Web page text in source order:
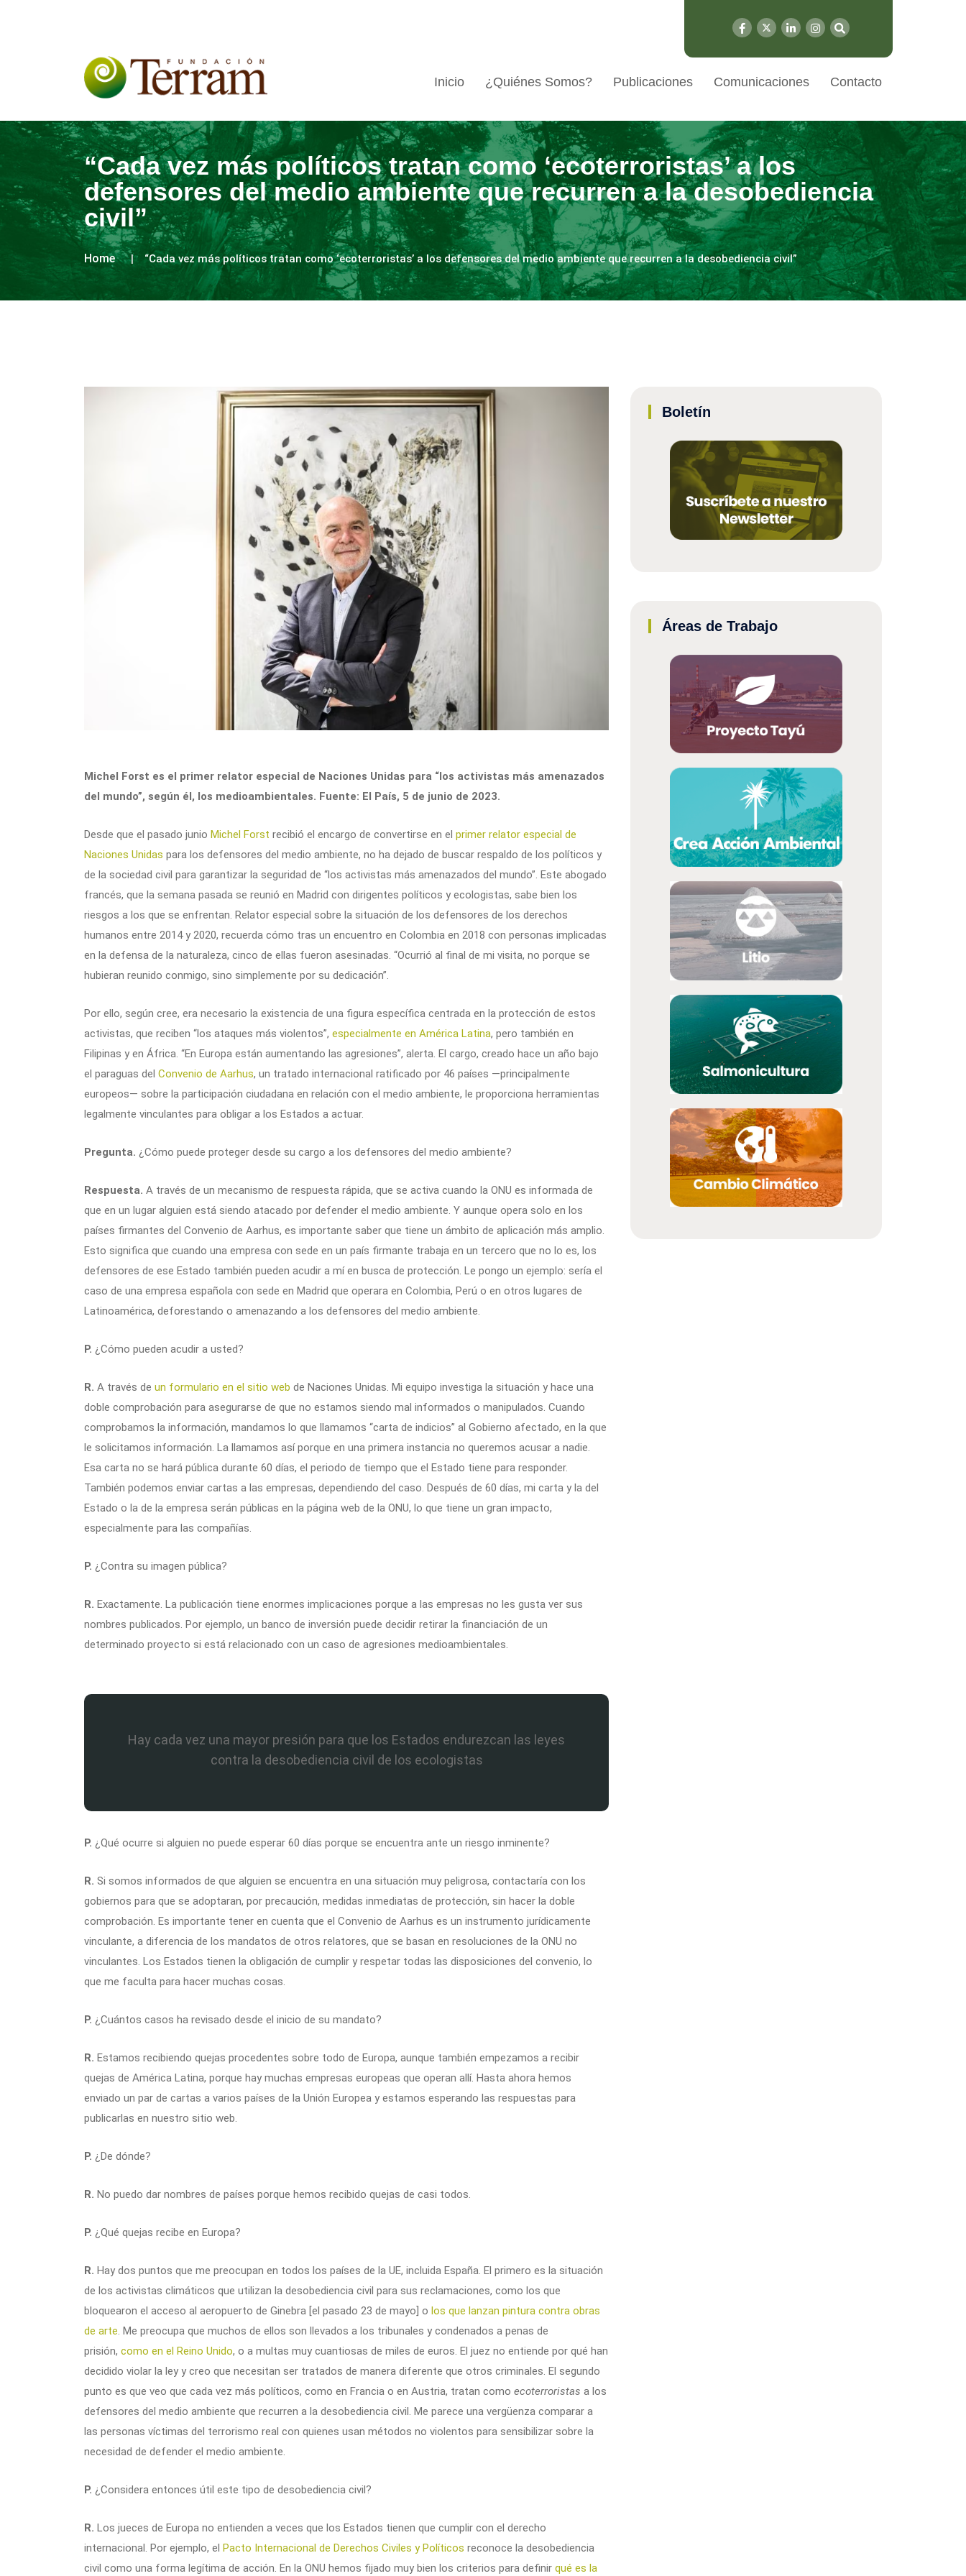
Inicio ¿Quiénes Somos? Publicaciones Comunicaciones Contacto
“Cada vez más políticos tratan como ‘ecoterroristas’ a los
defensores del medio ambiente que recurren a la desobediencia
civil”
Home “Cada vez más políticos tratan como ‘ecoterroristas’ a los defensores del medio ambiente que recurren a la desobediencia civil”
Michel Forst es el primer relator especial de Naciones Unidas para “los activistas más amenazados
del mundo”, según él, los medioambientales. Fuente: El País, 5 de junio de 2023.
Desde que el pasado junio Michel Forst recibió el encargo de convertirse en el primer relator especial de
Naciones Unidas para los defensores del medio ambiente, no ha dejado de buscar respaldo de los políticos y
de la sociedad civil para garantizar la seguridad de “los activistas más amenazados del mundo”. Este abogado
francés, que la semana pasada se reunió en Madrid con dirigentes políticos y ecologistas, sabe bien los
riesgos a los que se enfrentan. Relator especial sobre la situación de los defensores de los derechos
humanos entre 2014 y 2020, recuerda cómo tras un encuentro en Colombia en 2018 con personas implicadas
en la defensa de la naturaleza, cinco de ellas fueron asesinadas. “Ocurrió al final de mi visita, no porque se
hubieran reunido conmigo, sino simplemente por su dedicación”.
Por ello, según cree, era necesario la existencia de una figura específica centrada en la protección de estos
activistas, que reciben “los ataques más violentos”, especialmente en América Latina, pero también en
Filipinas y en África. “En Europa están aumentando las agresiones”, alerta. El cargo, creado hace un año bajo
el paraguas del Convenio de Aarhus, un tratado internacional ratificado por 46 países —principalmente
europeos— sobre la participación ciudadana en relación con el medio ambiente, le proporciona herramientas
legalmente vinculantes para obligar a los Estados a actuar.
Pregunta. ¿Cómo puede proteger desde su cargo a los defensores del medio ambiente?
Respuesta. A través de un mecanismo de respuesta rápida, que se activa cuando la ONU es informada de
que en un lugar alguien está siendo atacado por defender el medio ambiente. Y aunque opera solo en los
países firmantes del Convenio de Aarhus, es importante saber que tiene un ámbito de aplicación más amplio.
Esto significa que cuando una empresa con sede en un país firmante trabaja en un tercero que no lo es, los
defensores de ese Estado también pueden acudir a mí en busca de protección. Le pongo un ejemplo: sería el
caso de una empresa española con sede en Madrid que operara en Colombia, Perú o en otros lugares de
Latinoamérica, deforestando o amenazando a los defensores del medio ambiente.
P. ¿Cómo pueden acudir a usted?
R. A través de un formulario en el sitio web de Naciones Unidas. Mi equipo investiga la situación y hace una
doble comprobación para asegurarse de que no estamos siendo mal informados o manipulados. Cuando
comprobamos la información, mandamos lo que llamamos “carta de indicios” al Gobierno afectado, en la que
le solicitamos información. La llamamos así porque en una primera instancia no queremos acusar a nadie.
Esa carta no se hará pública durante 60 días, el periodo de tiempo que el Estado tiene para responder.
También podemos enviar cartas a las empresas, dependiendo del caso. Después de 60 días, mi carta y la del
Estado o la de la empresa serán públicas en la página web de la ONU, lo que tiene un gran impacto,
especialmente para las compañías.
P. ¿Contra su imagen pública?
R. Exactamente. La publicación tiene enormes implicaciones porque a las empresas no les gusta ver sus
nombres publicados. Por ejemplo, un banco de inversión puede decidir retirar la financiación de un
determinado proyecto si está relacionado con un caso de agresiones medioambientales.
Hay cada vez una mayor presión para que los Estados endurezcan las leyes
contra la desobediencia civil de los ecologistas
P. ¿Qué ocurre si alguien no puede esperar 60 días porque se encuentra ante un riesgo inminente?
R. Si somos informados de que alguien se encuentra en una situación muy peligrosa, contactaría con los
gobiernos para que se adoptaran, por precaución, medidas inmediatas de protección, sin hacer la doble
comprobación. Es importante tener en cuenta que el Convenio de Aarhus es un instrumento jurídicamente
vinculante, a diferencia de los mandatos de otros relatores, que se basan en resoluciones de la ONU no
vinculantes. Los Estados tienen la obligación de cumplir y respetar todas las disposiciones del convenio, lo
que me faculta para hacer muchas cosas.
P. ¿Cuántos casos ha revisado desde el inicio de su mandato?
R. Estamos recibiendo quejas procedentes sobre todo de Europa, aunque también empezamos a recibir
quejas de América Latina, porque hay muchas empresas europeas que operan allí. Hasta ahora hemos
enviado un par de cartas a varios países de la Unión Europea y estamos esperando las respuestas para
publicarlas en nuestro sitio web.
P. ¿De dónde?
R. No puedo dar nombres de países porque hemos recibido quejas de casi todos.
P. ¿Qué quejas recibe en Europa?
R. Hay dos puntos que me preocupan en todos los países de la UE, incluida España. El primero es la situación
de los activistas climáticos que utilizan la desobediencia civil para sus reclamaciones, como los que
bloquearon el acceso al aeropuerto de Ginebra [el pasado 23 de mayo] o los que lanzan pintura contra obras
de arte. Me preocupa que muchos de ellos son llevados a los tribunales y condenados a penas de
prisión, como en el Reino Unido, o a multas muy cuantiosas de miles de euros. El juez no entiende por qué han
decidido violar la ley y creo que necesitan ser tratados de manera diferente que otros criminales. El segundo
punto es que veo que cada vez más políticos, como en Francia o en Austria, tratan como ecoterroristas a los
defensores del medio ambiente que recurren a la desobediencia civil. Me parece una vergüenza comparar a
las personas víctimas del terrorismo real con quienes usan métodos no violentos para sensibilizar sobre la
necesidad de defender el medio ambiente.
P. ¿Considera entonces útil este tipo de desobediencia civil?
R. Los jueces de Europa no entienden a veces que los Estados tienen que cumplir con el derecho
internacional. Por ejemplo, el Pacto Internacional de Derechos Civiles y Políticos reconoce la desobediencia
civil como una forma legítima de acción. En la ONU hemos fijado muy bien los criterios para definir qué es la
Boletín
Áreas de Trabajo